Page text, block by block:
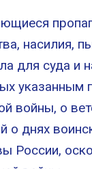
насилия,
для суда и
о
днях
России,